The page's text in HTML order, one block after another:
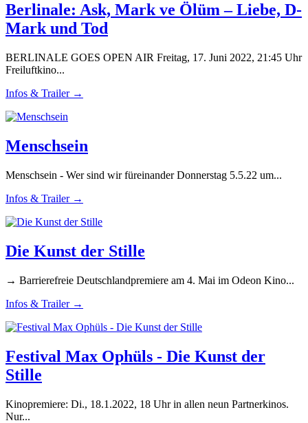
Berlinale: Ask, Mark ve Ölüm – Liebe, D-
Mark und Tod
BERLINALE GOES OPEN AIR Freitag, 17. Juni 2022, 21:45 Uhr
Freiluftkino...
Infos & Trailer →
Menschsein
Menschsein - Wer sind wir füreinander Donnerstag 5.5.22 um...
Infos & Trailer →
Die Kunst der Stille
→ Barrierefreie Deutschlandpremiere am 4. Mai im Odeon Kino...
Infos & Trailer →
Festival Max Ophüls - Die Kunst der
Stille
Kinopremiere: Di., 18.1.2022, 18 Uhr in allen neun Partnerkinos.
Nur...